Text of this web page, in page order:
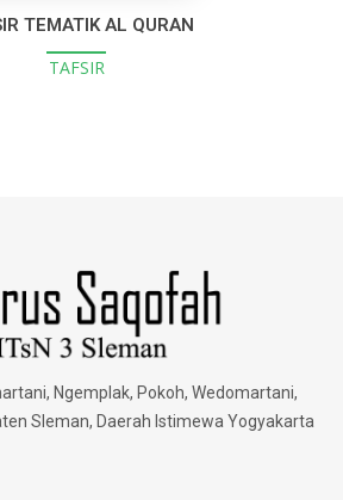
TEMATIK AL QURAN
TAFSIR
Ngemplak, Pokoh, Wedomartani,
Sleman, Daerah Istimewa Yogyakarta